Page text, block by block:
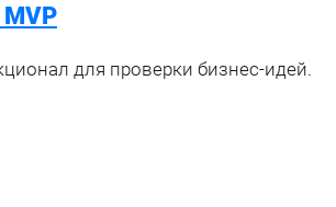
MVP
для проверки бизнес-идей.